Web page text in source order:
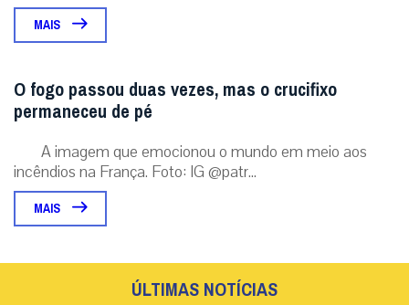
MAIS
O fogo passou duas vezes, mas o crucifixo
permaneceu de pé
A imagem que emocionou o mundo em meio aos
incêndios na França. Foto: IG @patr...
MAIS
ÚLTIMAS NOTÍCIAS